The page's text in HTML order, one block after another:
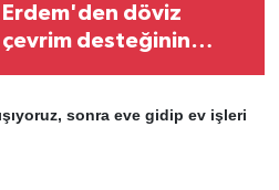
Erdem'den döviz
çevrim desteğinin
sonra eve gidip ev işleri